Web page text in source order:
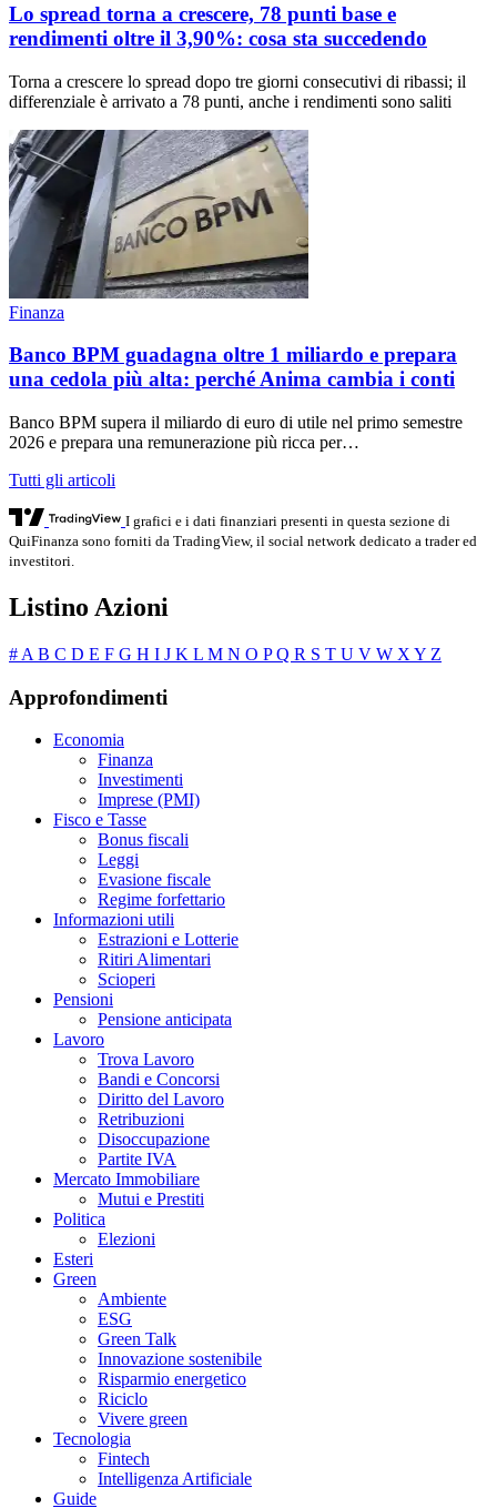
Lo spread torna a crescere, 78 punti base e
rendimenti oltre il 3,90%: cosa sta succedendo
Torna a crescere lo spread dopo tre giorni consecutivi di ribassi; il
differenziale è arrivato a 78 punti, anche i rendimenti sono saliti
Finanza
Banco BPM guadagna oltre 1 miliardo e prepara
una cedola più alta: perché Anima cambia i conti
Banco BPM supera il miliardo di euro di utile nel primo semestre
2026 e prepara una remunerazione più ricca per…
Tutti gli articoli
I grafici e i dati finanziari presenti in questa sezione di
QuiFinanza sono forniti da TradingView, il social network dedicato a trader ed
investitori.
Listino Azioni
# A B C D E F G H I J K L M N O PQ R S T U V W X Y Z
Approfondimenti
Economia
Finanza
Investimenti
Imprese (PMI)
Fisco e Tasse
Bonus fiscali
Leggi
Evasione fiscale
Regime forfettario
Informazioni utili
Estrazioni e Lotterie
Ritiri Alimentari
Scioperi
Pensioni
Pensione anticipata
Lavoro
Trova Lavoro
Bandi e Concorsi
Diritto del Lavoro
Retribuzioni
Disoccupazione
Partite IVA
Mercato Immobiliare
Mutui e Prestiti
Politica
Elezioni
Esteri
Green
Ambiente
ESG
Green Talk
Innovazione sostenibile
Risparmio energetico
Riciclo
Vivere green
Tecnologia
Fintech
Intelligenza Artificiale
Guide